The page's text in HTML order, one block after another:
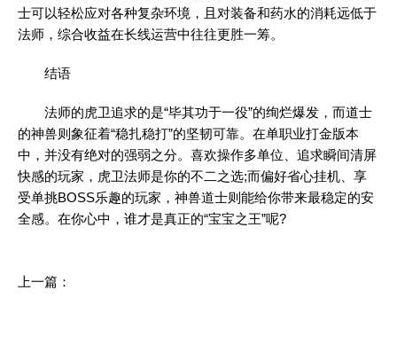
士可以轻松应对各种复杂环境，且对装备和药水的消耗远低于
法师，综合收益在长线运营中往往更胜一筹。
结语
法师的虎卫追求的是“毕其功于一役”的绚烂爆发，而道士
的神兽则象征着“稳扎稳打”的坚韧可靠。在单职业打金版本
中，并没有绝对的强弱之分。喜欢操作多单位、追求瞬间清屏
快感的玩家，虎卫法师是你的不二之选;而偏好省心挂机、享
受单挑BOSS乐趣的玩家，神兽道士则能给你带来最稳定的安
全感。在你心中，谁才是真正的“宝宝之王”呢?
上一篇：